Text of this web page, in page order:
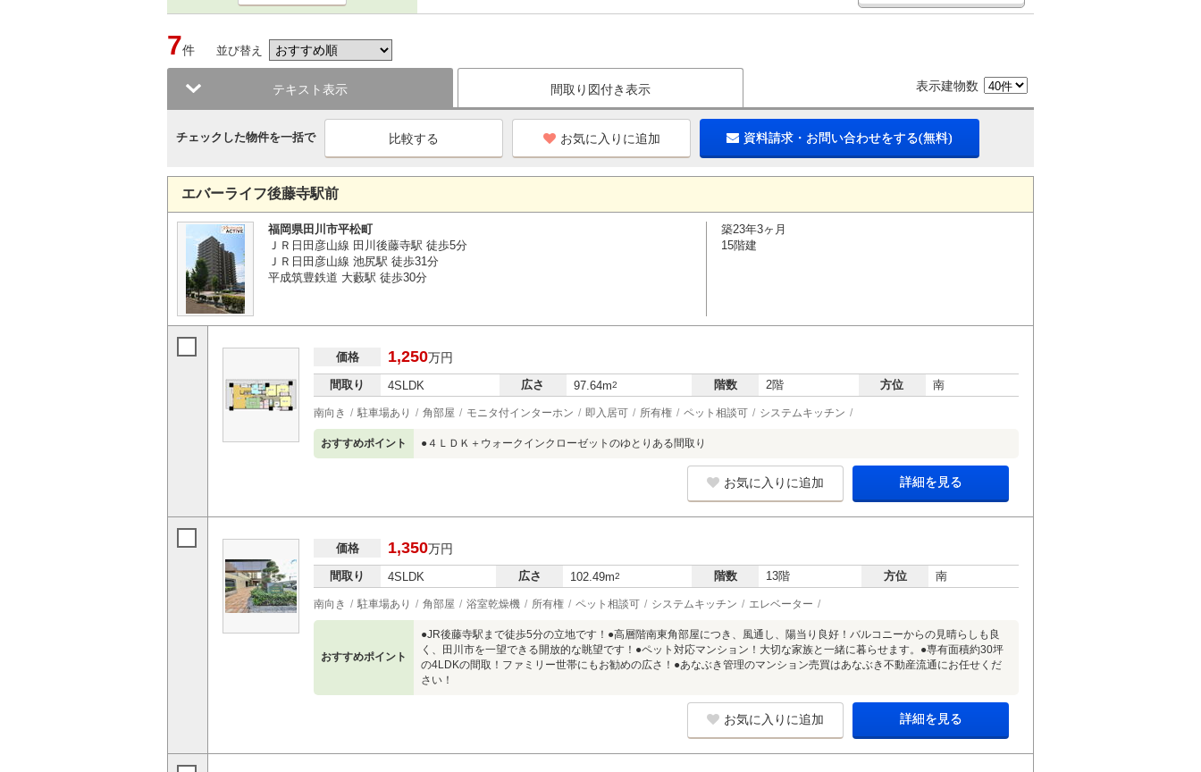
7件 並び替え
テキスト表示 間取り図付き表示 表示建物数
チェックした物件を一括で お気に入りに追加 資料請求・お問い合わせをする(無料)
エバーライフ後藤寺駅前
福岡県田川市平松町
ＪＲ日田彦山線 田川後藤寺駅 徒歩5分
ＪＲ日田彦山線 池尻駅 徒歩31分
平成筑豊鉄道 大藪駅 徒歩30分
築23年3ヶ月
15階建
価格 1,250万円
間取り 4SLDK 広さ 97.64m2 階数 2階 方位 南
南向き 駐車場あり 角部屋 モニタ付インターホン 即入居可 所有権 ペット相談可 システムキッチン
おすすめポイント ●４ＬＤＫ＋ウォークインクローゼットのゆとりある間取り
お気に入りに追加 詳細を見る
価格 1,350万円
間取り 4SLDK 広さ 102.49m2 階数 13階 方位 南
南向き 駐車場あり 角部屋 浴室乾燥機 所有権 ペット相談可 システムキッチン エレベーター
おすすめポイント
●JR後藤寺駅まで徒歩5分の立地です！●高層階南東角部屋につき、風通し、陽当り良好！バルコニーからの見晴らしも良
く、田川市を一望できる開放的な眺望です！●ペット対応マンション！大切な家族と一緒に暮らせます。●専有面積約30坪
の4LDKの間取！ファミリー世帯にもお勧めの広さ！●あなぶき管理のマンション売買はあなぶき不動産流通にお任せくだ
さい！
お気に入りに追加 詳細を見る